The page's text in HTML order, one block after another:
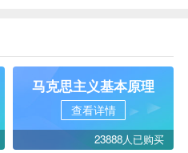
马克思主义基本原理
查看详情
23888人已购买